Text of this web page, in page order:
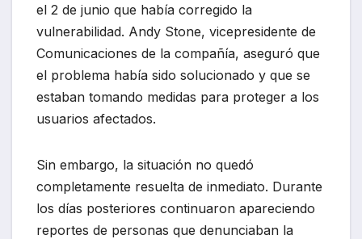
el 2 de junio que había corregido la
vulnerabilidad. Andy Stone, vicepresidente de
Comunicaciones de la compañía, aseguró que
el problema había sido solucionado y que se
estaban tomando medidas para proteger a los
usuarios afectados.
Sin embargo, la situación no quedó
completamente resuelta de inmediato. Durante
los días posteriores continuaron apareciendo
reportes de personas que denunciaban la